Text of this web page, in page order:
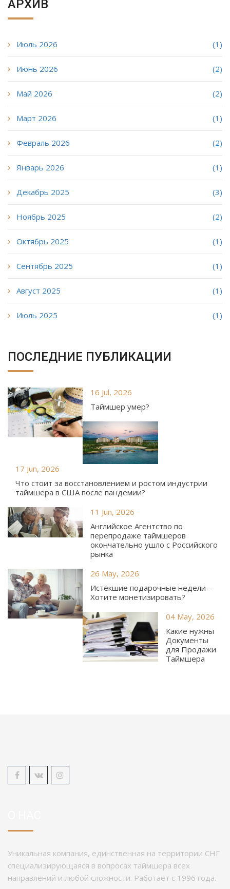
АРХИВ
Июль 2026 (1)
Июнь 2026 (2)
Май 2026 (2)
Март 2026 (1)
Февраль 2026 (2)
Январь 2026 (1)
Декабрь 2025 (3)
Ноябрь 2025 (2)
Октябрь 2025 (1)
Сентябрь 2025 (1)
Август 2025 (1)
Июль 2025 (1)
ПОСЛЕДНИЕ ПУБЛИКАЦИИ
16 Jul, 2026
Таймшер умер?
17 Jun, 2026
Что стоит за восстановлением и ростом индустрии
таймшера в США после пандемии?
11 Jun, 2026
Английское Агентство по
перепродаже таймшеров
окончательно ушло с Российского
рынка
26 May, 2026
Истёкшие подарочные недели –
Хотите монетизировать?
04 May, 2026
Какие нужны
Документы
для Продажи
Таймшера
Уникальная компания, единственная на территории СНГ
специализирующаяся в вопросах таймшера всех
направлений и любой сложности. Работает с 1996 года.